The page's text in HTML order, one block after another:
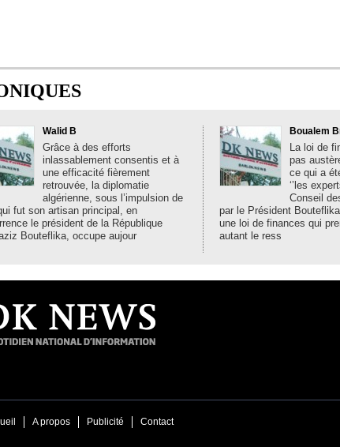
Walid B
Grâce à des efforts
inlassablement consentis et à
une efficacité fièrement
retrouvée, la diplomatie
algérienne, sous l’impulsion de
fut son artisan principal, en
le président de la République
Bouteflika, occupe aujour
Boualem
La loi de
pas
ce qui a
‘’les
Conseil
par le Président
une loi de finances qui
autant le ress
A propos Publicité Contact